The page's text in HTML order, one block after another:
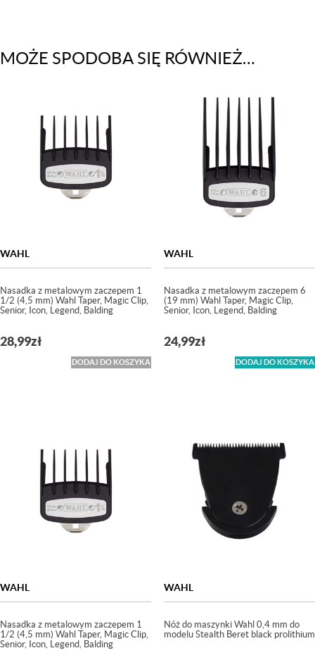
MOŻE SPODOBA SIĘ RÓWNIEŻ…
WAHL
Nasadka z metalowym zaczepem 1
1/2 (4,5 mm) Wahl Taper, Magic Clip,
Senior, Icon, Legend, Balding
28,99zł
DODAJ DO KOSZYKA
WAHL
Nasadka z metalowym zaczepem 6
(19 mm) Wahl Taper, Magic Clip,
Senior, Icon, Legend, Balding
24,99zł
DODAJ DO KOSZYKA
WAHL
Nasadka z metalowym zaczepem 1
1/2 (4,5 mm) Wahl Taper, Magic Clip,
Senior, Icon, Legend, Balding
WAHL
Nóż do maszynki Wahl 0,4 mm do
modelu Stealth Beret black prolithium